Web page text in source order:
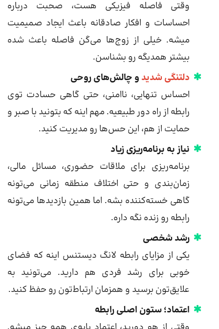
وقتی فاصله فیزیکی هست، صحبت درباره
احساسات و افکار صادقانه باعث ایجاد صمیمیت
میشه. خیلی از زوج‌ها می‌گن فاصله باعث شده
بیشتر همدیگه رو بشناسن.
دلتنگی شدید و چالش‌های روحی
احساس تنهایی، ناامنی، حتی گاهی حسادت توی
رابطه از راه دور طبیعیه. مهم اینه که بتونید با صبر و
حمایت از هم، این حس‌ها رو مدیریت کنید.
نیاز به برنامه‌ریزی زیاد
برنامه‌ریزی برای ملاقات حضوری، مسائل مالی،
زمان‌بندی و حتی اختلاف منطقه زمانی می‌تونه
گاهی خسته‌کننده بشه. اما همین بازدیدها می‌تونه
رابطه رو زنده نگه داره.
رشد شخصی
یکی از مزایای رابطه لانگ دیستنس اینه که فضای
خوبی برای رشد فردی هم دارید. می‌تونید به
علایق‌تون برسید و همزمان ارتباط‌تون رو حفظ کنید.
اعتماد؛ ستون اصلی رابطه